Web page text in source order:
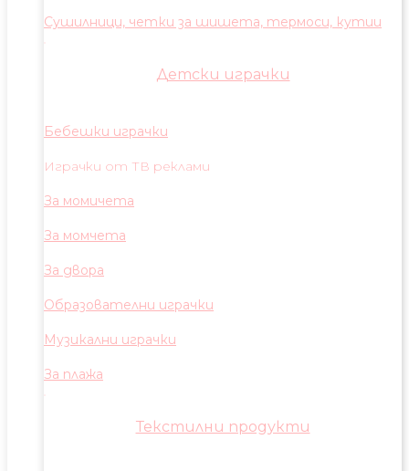
Сушилници, четки за шишета, термоси, кутии
Детски играчки
Бебешки играчки
Играчки от ТВ реклами
За момичета
За момчета
За двора
Образователни играчки
Музикални играчки
За плажа
Текстилни продукти